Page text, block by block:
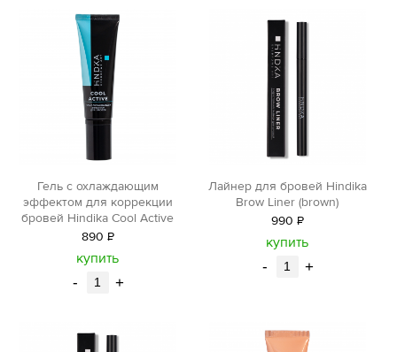
Гель с охлаждающим
эффектом для коррекции
бровей Hindika Cool Active
890 Р
уб.
купить
- +
Лайнер для бровей Hindika
Brow Liner (brown)
990 Р
уб.
купить
- +